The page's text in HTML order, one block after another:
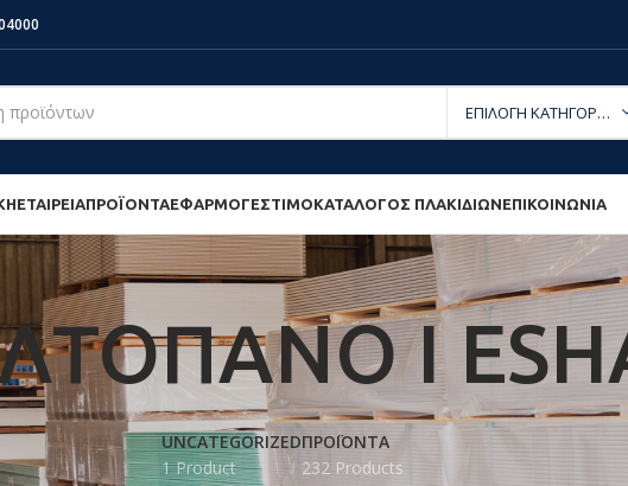
ΕΠΙΛΟΓΉ ΚΑΤΗΓΟΡΊΑΣ
ΕΤΑΙΡΕΙΑΠΡΟΪΟΝΤΑΕΦΑΡΜΟΓΕΣΤΙΜΟΚΑΤΆΛΟΓΟΣ ΠΛΑΚΙΔΊΩΝΕΠΙΚΟΙΝΩΝΙΑ
Ι
UNCATEGORIZED
1 Product
ΠΡΟΪΟΝΤΑ
232 Products